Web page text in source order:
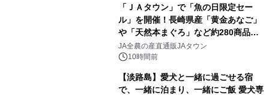
「ＪＡタウン」で「魚の日限定セー
ル」を開催！長崎県産「黄金あなご」
や「天然本まぐろ」など約280商品を
販売！～毎月１０日の定例企画～
JA全農の産直通販JAタウン
10時間前
【淡路島】愛犬と一緒に過ごせる宿
で、一緒に泊まり、一緒にご飯 愛犬専